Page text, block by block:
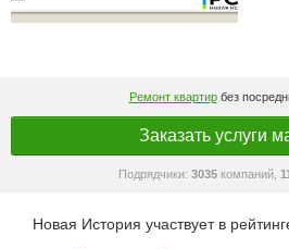
Ремонт квартирбез
Заказать услуги
Подрядчики: 3035 компаний,
Новая История участвует в